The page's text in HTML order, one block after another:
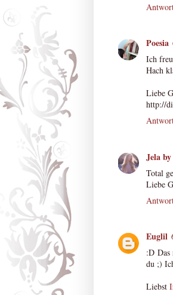
Poesia
Ich
Hach
Liebe
http://
Jela
Total
Liebe
Euglil
:D Das
du ;)
Liebst